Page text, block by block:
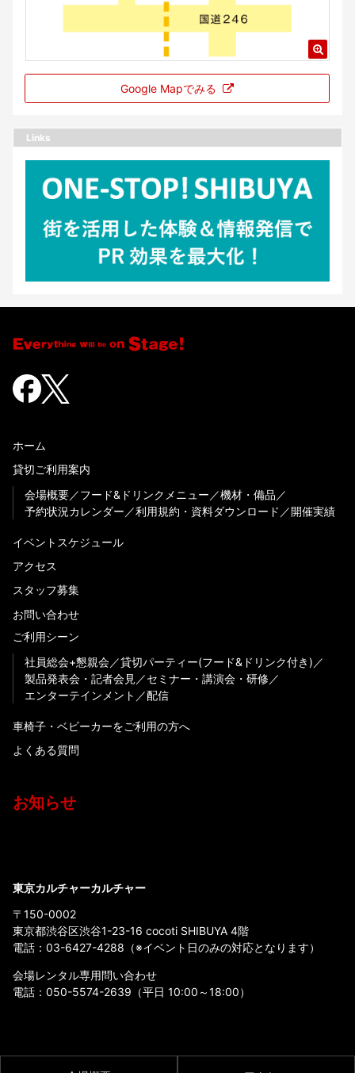
Google Mapでみる
Links
ホーム
貸切ご利用案内
会場概要
フード&ドリンクメニュー
機材・備品
予約状況カレンダー
利用規約・資料ダウンロード 開催実績
イベントスケジュール
アクセス
スタッフ募集
お問い合わせ
ご利用シーン
社員総会+懇親会
貸切パーティー(フード&ドリンク付き)
製品発表会・記者会見
セミナー・講演会・研修
エンターテインメント
配信
車椅子・ベビーカーをご利用の方へ
よくある質問
お知らせ
東京カルチャーカルチャー
〒150-0002
東京都渋谷区渋谷1-23-16 cocoti SHIBUYA 4階
電話： 03-6427-4288 （※イベント日のみの対応となります）
会場レンタル専用問い合わせ
電話： 050-5574-2639 （平日 10:00～18:00）